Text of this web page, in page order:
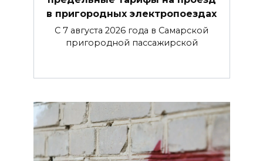
в пригородных электропоездах
С 7 августа 2026 года в Самарской
пригородной пассажирской